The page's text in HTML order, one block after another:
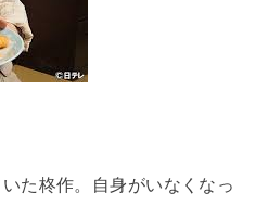
た柊作。自身がいなくなっ